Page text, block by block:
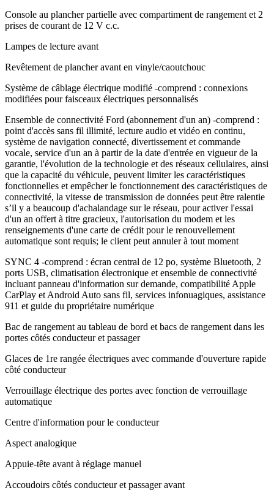
Console au plancher partielle avec compartiment de rangement et 2
prises de courant de 12 V c.c.
Lampes de lecture avant
Revêtement de plancher avant en vinyle/caoutchouc
Système de câblage électrique modifié -comprend : connexions
modifiées pour faisceaux électriques personnalisés
Ensemble de connectivité Ford (abonnement d'un an) -comprend :
point d'accès sans fil illimité, lecture audio et vidéo en continu,
système de navigation connecté, divertissement et commande
vocale, service d'un an à partir de la date d'entrée en vigueur de la
garantie, l'évolution de la technologie et des réseaux cellulaires, ainsi
que la capacité du véhicule, peuvent limiter les caractéristiques
fonctionnelles et empêcher le fonctionnement des caractéristiques de
connectivité, la vitesse de transmission de données peut être ralentie
s’il y a beaucoup d'achalandage sur le réseau, pour activer l'essai
d'un an offert à titre gracieux, l'autorisation du modem et les
renseignements d'une carte de crédit pour le renouvellement
automatique sont requis; le client peut annuler à tout moment
SYNC 4 -comprend : écran central de 12 po, système Bluetooth, 2
ports USB, climatisation électronique et ensemble de connectivité
incluant panneau d'information sur demande, compatibilité Apple
CarPlay et Android Auto sans fil, services infonuagiques, assistance
911 et guide du propriétaire numérique
Bac de rangement au tableau de bord et bacs de rangement dans les
portes côtés conducteur et passager
Glaces de 1re rangée électriques avec commande d'ouverture rapide
côté conducteur
Verrouillage électrique des portes avec fonction de verrouillage
automatique
Centre d'information pour le conducteur
Aspect analogique
Appuie-tête avant à réglage manuel
Accoudoirs côtés conducteur et passager avant